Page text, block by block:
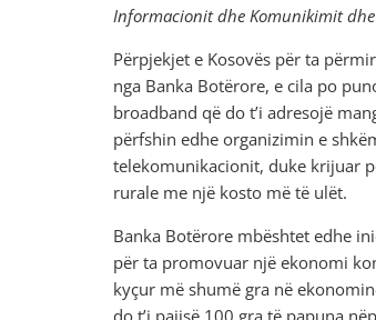
Informacionit dhe Komunikimit
Përpjekjet e Kosovës për ta
nga Banka Botërore, e cila po
broadband që do t’i adresojë
përfshin edhe organizimin e
telekomunikacionit, duke krijuar
rurale me një kosto më të ulët.
Banka Botërore mbështet edhe
për ta promovuar një ekonomi
kyçur më shumë gra në
do t’i pajisë 100 gra të papuna